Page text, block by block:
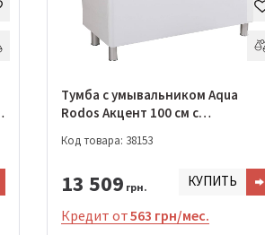
Тумба с умывальником Aqua
Rodos Акцент 100 см с
(АР0002165)
Код товара: 38153
13 509 грн. КУПИТЬ
Кредит от563 грн/мес.